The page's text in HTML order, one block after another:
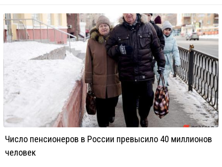
Число пенсионеров в России превысило 40 миллионов
человек